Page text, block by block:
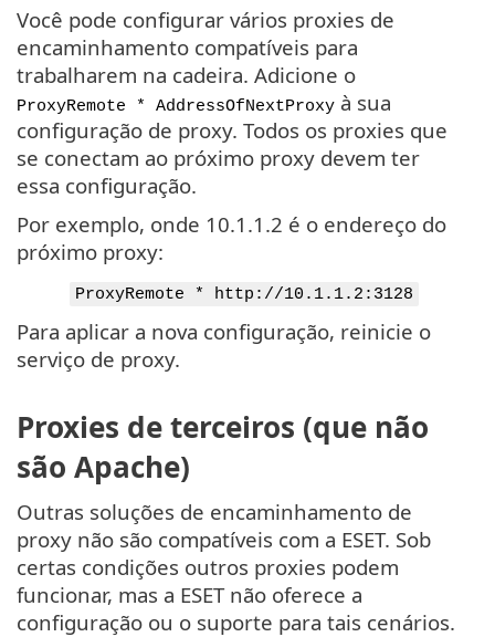
Você pode configurar vários proxies de
encaminhamento compatíveis para
trabalharem na cadeira. Adicione o
ProxyRemote * AddressOfNextProxy à sua
configuração de proxy. Todos os proxies que
se conectam ao próximo proxy devem ter
essa configuração.
Por exemplo, onde 10.1.1.2 é o endereço do
próximo proxy:
ProxyRemote * http://10.1.1.2:3128
Para aplicar a nova configuração, reinicie o
serviço de proxy.
Proxies de terceiros (que não
são Apache)
Outras soluções de encaminhamento de
proxy não são compatíveis com a ESET. Sob
certas condições outros proxies podem
funcionar, mas a ESET não oferece a
configuração ou o suporte para tais cenários.